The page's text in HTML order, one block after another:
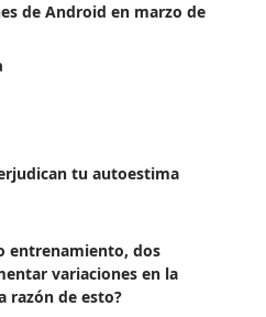
de Android en marzo de
tu autoestima
entrenamiento, dos
variaciones en la
razón de esto?